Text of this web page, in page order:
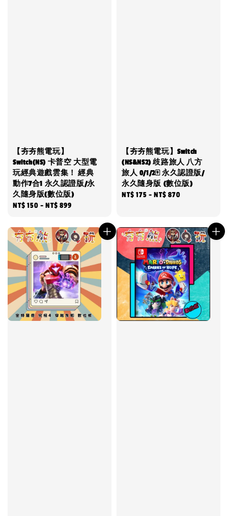
【夯夯熊電玩】
Switch(NS) 卡普空 大型電
玩經典遊戲雲集！ 經典
動作7合1 永久認證版/永
久隨身版(數位版)
Regular
NT$ 150 -NT$ 899
【夯夯熊電玩】Switch
(NS&NS2) 歧路旅人 八方
旅人 0/1/2🀄 永久認證版/
永久隨身版 (數位版)
Regular
NT$ 175 -NT$ 870